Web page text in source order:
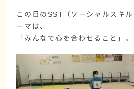
この日のSST（ソーシャルスキ
ーマは、
「みんなで心を合わせること」 。